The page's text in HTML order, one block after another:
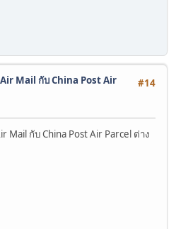
#14
Mail กับ China Post Air
Mail กับ China Post Air Parcel ต่าง